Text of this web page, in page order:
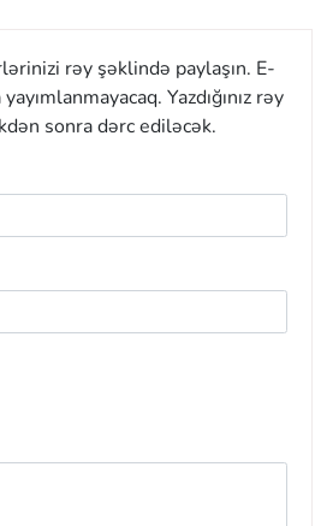
rəy şəklində paylaşın. E-
Yazdığınız rəy
sonra dərc ediləcək.